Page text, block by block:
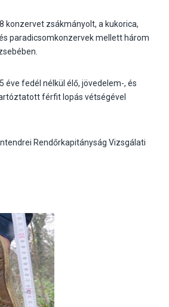
konzervet zsákmányolt, a kukorica,
paradicsomkonzervek mellett három
éve fedél nélkül élő, jövedelem-, és
férfit lopás vétségével
Rendőrkapitányság Vizsgálati